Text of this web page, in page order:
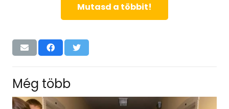
Mutasd a többit!
Még több